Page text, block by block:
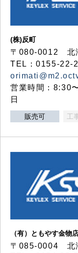
(株)反町
〒080-0012 北
TEL：0155-22-
営業時間：8:30
日
販売可 工
（有）ともやす金物
〒085-0004 北